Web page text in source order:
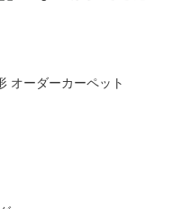
オーダーカーペット